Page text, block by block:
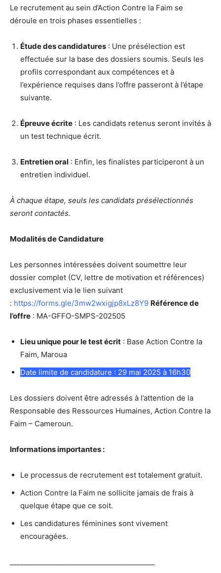
Le recrutement au sein d’Action Contre la Faim se
déroule en trois phases essentielles :
Étude des candidatures : Une présélection est
effectuée sur la base des dossiers soumis. Seuls les
profils correspondant aux compétences et à
l’expérience requises dans l’offre passeront à l’étape
suivante.
Épreuve écrite : Les candidats retenus seront invités à
un test technique écrit.
Entretien oral : Enfin, les finalistes participeront à un
entretien individuel.
À chaque étape, seuls les candidats présélectionnés
seront contactés.
Modalités de Candidature
Les personnes intéressées doivent soumettre leur
dossier complet (CV, lettre de motivation et références)
exclusivement via le lien suivant
: https://forms.gle/3mw2wxigjp8xLz8Y9 Référence de
l’offre : MA-GFFO-SMPS-202505
Lieu unique pour le test écrit : Base Action Contre la
Faim, Maroua
Date limite de candidature : 29 mai 2025 à 16h30
Les dossiers doivent être adressés à l’attention de la
Responsable des Ressources Humaines, Action Contre la
Faim – Cameroun.
Informations importantes :
Le processus de recrutement est totalement gratuit.
Action Contre la Faim ne sollicite jamais de frais à
quelque étape que ce soit.
Les candidatures féminines sont vivement
encouragées.